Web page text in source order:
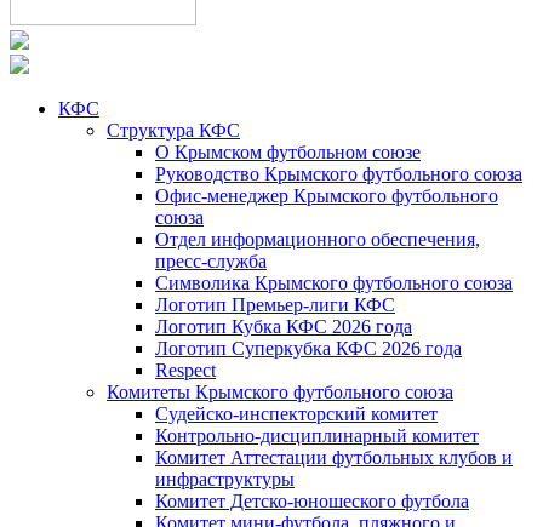
КФС
Структура КФС
О Крымском футбольном союзе
Руководство Крымского футбольного союза
Офис-менеджер Крымского футбольного
союза
Отдел информационного обеспечения,
пресс-служба
Символика Крымского футбольного союза
Логотип Премьер-лиги КФС
Логотип Кубка КФС 2026 года
Логотип Суперкубка КФС 2026 года
Respect
Комитеты Крымского футбольного союза
Судейско-инспекторский комитет
Контрольно-дисциплинарный комитет
Комитет Аттестации футбольных клубов и
инфраструктуры
Комитет Детско-юношеского футбола
Комитет мини-футбола, пляжного и